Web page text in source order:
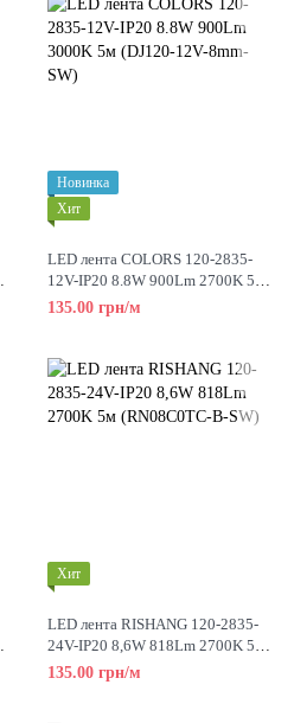
Новинка
Хит
LED лента COLORS 120-2835-
12V-IP20 8.8W 900Lm 2700K 5м
(DJ120-12V-8mm-SW)
135.00 грн/м
Хит
LED лента RISHANG 120-2835-
24V-IP20 8,6W 818Lm 2700K 5м
(RN08C0TC-B-SW)
135.00 грн/м